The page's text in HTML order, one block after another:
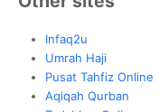
Infaq2u
Umrah Haji
Pusat Tahfiz Online
Aqiqah Qurban